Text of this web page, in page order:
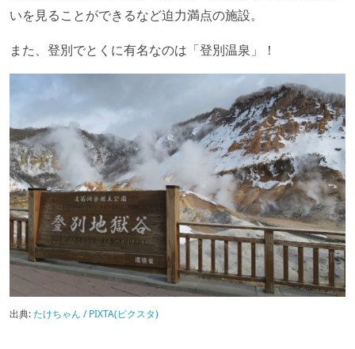
いを見ることができるなど迫力満点の施設。
また、登別でとくに有名なのは「登別温泉」！
出典:たけちゃん / PIXTA(ピクスタ)